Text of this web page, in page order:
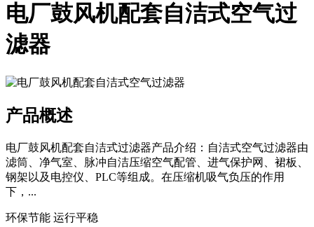
电厂鼓风机配套自洁式空气过
滤器
产品概述
电厂鼓风机配套自洁式过滤器产品介绍：自洁式空气过滤器由
滤筒、净气室、脉冲自洁压缩空气配管、进气保护网、裙板、
钢架以及电控仪、PLC等组成。在压缩机吸气负压的作用
下，...
环保节能 运行平稳